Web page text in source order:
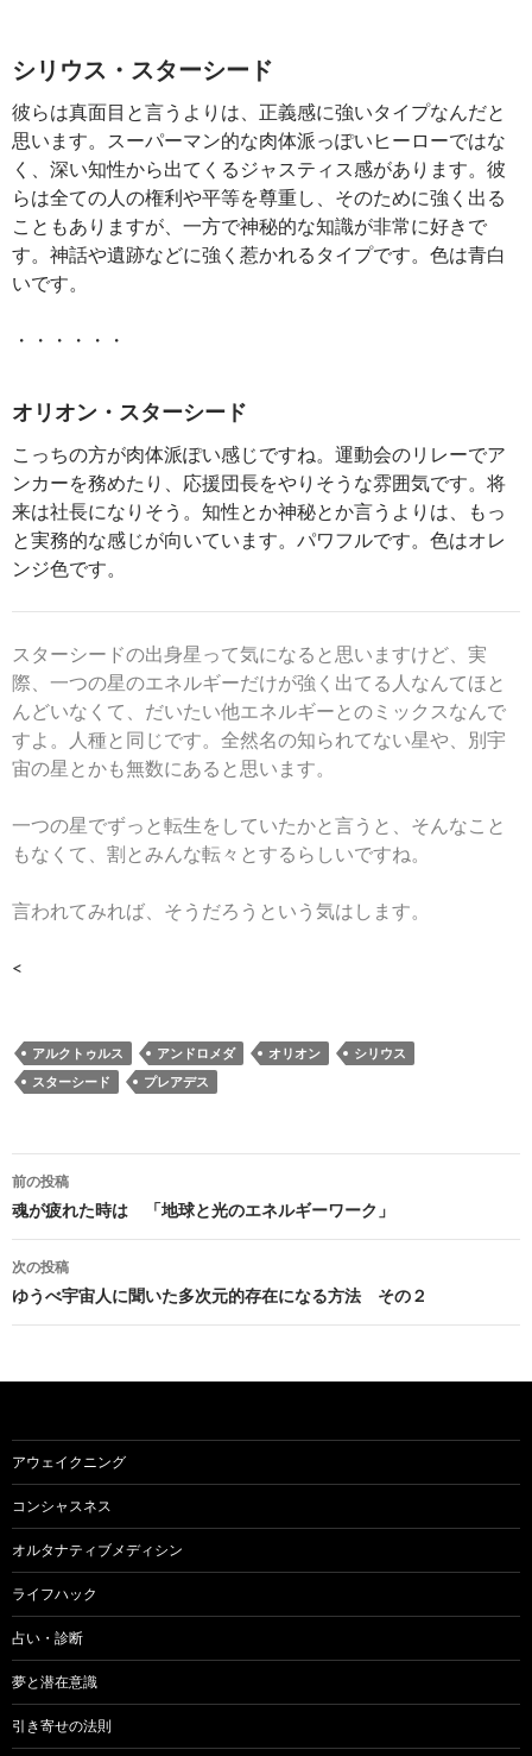
シリウス・スターシード
彼らは真面目と言うよりは、正義感に強いタイプなんだと
思います。スーパーマン的な肉体派っぽいヒーローではな
く、深い知性から出てくるジャスティス感があります。彼
らは全ての人の権利や平等を尊重し、そのために強く出る
こともありますが、一方で神秘的な知識が非常に好きで
す。神話や遺跡などに強く惹かれるタイプです。色は青白
いです。
・・・・・・
オリオン・スターシード
こっちの方が肉体派ぽい感じですね。運動会のリレーでア
ンカーを務めたり、応援団長をやりそうな雰囲気です。将
来は社長になりそう。知性とか神秘とか言うよりは、もっ
と実務的な感じが向いています。パワフルです。色はオレ
ンジ色です。
スターシードの出身星って気になると思いますけど、実
際、一つの星のエネルギーだけが強く出てる人なんてほと
んどいなくて、だいたい他エネルギーとのミックスなんで
すよ。人種と同じです。全然名の知られてない星や、別宇
宙の星とかも無数にあると思います。
一つの星でずっと転生をしていたかと言うと、そんなこと
もなくて、割とみんな転々とするらしいですね。
言われてみれば、そうだろうという気はします。
<
アルクトゥルス アンドロメダ オリオン
シリウス
スターシード
プレアデス
投
稿
ナ
ビ
ゲ
ー
ョ
ン
前の投稿
魂が疲れた時は 「地球と光のエネルギーワーク」
次の投稿
ゆうべ宇宙人に聞いた多次元的存在になる方法 その２
アウェイクニング
コンシャスネス
オルタナティブメディシン
ライフハック
占い・診断
夢と潜在意識
引き寄せの法則